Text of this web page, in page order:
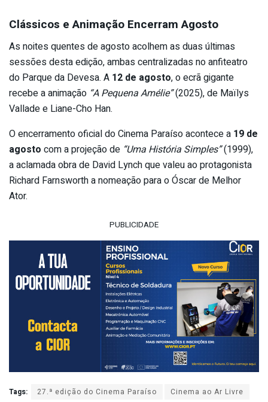
Clássicos e Animação Encerram Agosto
As noites quentes de agosto acolhem as duas últimas
sessões desta edição, ambas centralizadas no anfiteatro
do Parque da Devesa. A 12 de agosto, o ecrã gigante
recebe a animação “A Pequena Amélie”(2025), de Maïlys
Vallade e Liane-Cho Han.
O encerramento oficial do Cinema Paraíso acontece a 19 de
agosto com a projeção de “Uma História Simples”(1999),
a aclamada obra de David Lynch que valeu ao protagonista
Richard Farnsworth a nomeação para o Óscar de Melhor
Ator.
PUBLICIDADE
Tags: 27.ª edição do Cinema Paraíso
Cinema ao Ar Livre